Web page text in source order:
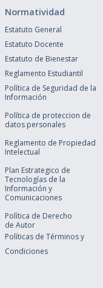
Normatividad
Estatuto General
Estatuto Docente
Estatuto de Bienestar
Reglamento Estudiantil
Política de Seguridad de la
Información
Política de proteccion de
datos personales
Reglamento de Propiedad
Intelectual
Plan Estrategico de
Tecnologías de la
Información y
Comunicaciones
Política de Derecho
de Autor
Políticas de Términos y
Condiciones